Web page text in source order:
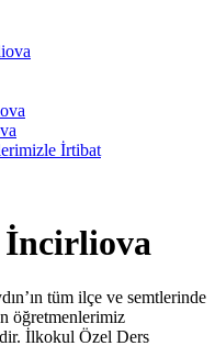
İrtibat
İncirliova
tüm ilçe ve semtlerinde
öğretmenlerimiz
İlkokul Özel Ders